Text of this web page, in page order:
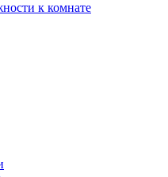
к комнате